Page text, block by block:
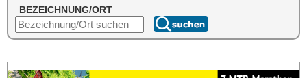
BEZEICHNUNG/ORT